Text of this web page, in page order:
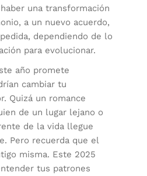
una transformación
a un nuevo acuerdo,
dependiendo de lo
para evolucionar.
año promete
cambiar tu
Quizá un romance
de un lugar lejano o
de la vida llegue
Pero recuerda que el
misma. Este 2025
tus patrones